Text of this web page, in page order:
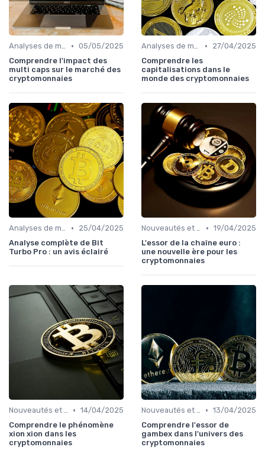
Analyses de marché • 05/05/2025
Comprendre l'impact des
multi caps sur le marché des
cryptomonnaies
Analyses de marché •
27/04/2025
Comprendre les
capitalisations dans le
monde des cryptomonnaies
Analyses de marché •
25/04/2025
Analyse complète de Bit
Turbo Pro : un avis éclairé
Nouveautés et innovations • 19/04/2025
L'essor de la chaîne euro :
une nouvelle ère pour les
cryptomonnaies
Nouveautés et innovations • 14/04/2025
Comprendre le phénomène
xion xion dans les
cryptomonnaies
Nouveautés et innovations • 13/04/2025
Comprendre l'essor de
gambex dans l'univers des
cryptomonnaies